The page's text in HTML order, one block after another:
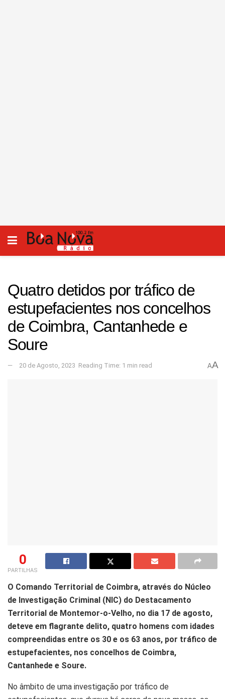
Quatro detidos por tráfico de
estupefacientes nos concelhos
de Coimbra, Cantanhede e
Soure
20 de Agosto, 2023 Reading Time: 1 min read AA
0
PARTILHAS
O Comando Territorial de Coimbra, através do Núcleo
de Investigação Criminal (NIC) do Destacamento
Territorial de Montemor-o-Velho, no dia 17 de agosto,
deteve em flagrante delito, quatro homens com idades
compreendidas entre os 30 e os 63 anos, por tráfico de
estupefacientes, nos concelhos de Coimbra,
Cantanhede e Soure.
No âmbito de uma investigação por tráfico de